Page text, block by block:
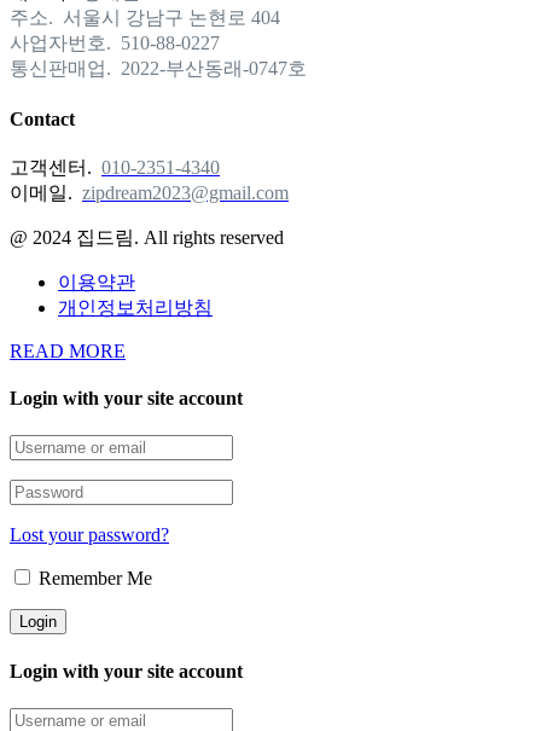
주소. 서울시 강남구 논현로 404
사업자번호. 510-88-0227
통신판매업. 2022-부산동래-0747호
Contact
고객센터. 010-2351-4340
이메일. zipdream2023@gmail.com
@ 2024 집드림. All rights reserved
이용약관
개인정보처리방침
READ MORE
Login with your site account
Lost your password?
Remember Me
Login with your site account